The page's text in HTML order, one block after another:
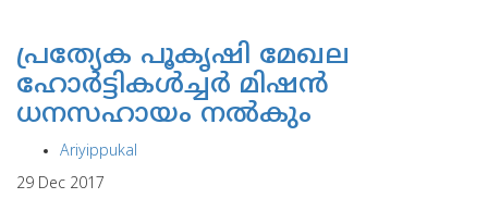
പ്രത്യേക പൂകൃഷി മേഖല
ഹോര്‍ട്ടികള്‍ച്ചര്‍ മിഷന്‍
ധനസഹായം നല്‍കും
Ariyippukal
29 Dec 2017